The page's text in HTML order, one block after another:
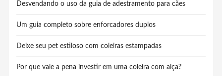
Desvendando o uso da guia de adestramento para cães
Um guia completo sobre enforcadores duplos
Deixe seu pet estiloso com coleiras estampadas
Por que vale a pena investir em uma coleira com alça?